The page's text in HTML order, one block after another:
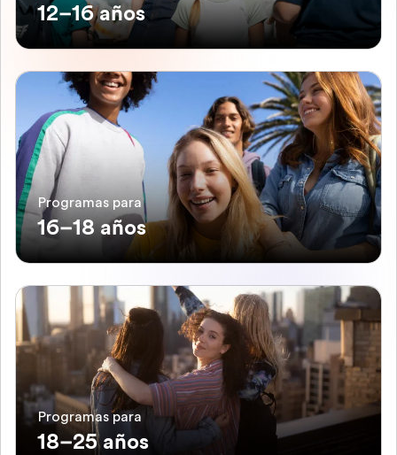
12–16 años
Programas para
16–18 años
Programas para
18–25 años